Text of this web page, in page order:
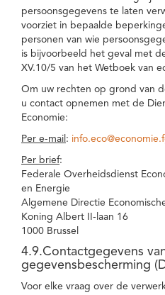
persoonsgegevens te laten
voorziet in bepaalde
personen van wie
is bijvoorbeeld het geval met
XV.10/5 van het Wetboek van
Om uw rechten op grond van
u contact opnemen met de
Economie:
Per e-mail :
Per brief:
Federale Overheidsdienst
en Energie
Algemene Directie
Koning Albert II-laan 16
1000 Brussel
4.9.Contactgegevens
gegevensbescherming
Voor elke vraag over de